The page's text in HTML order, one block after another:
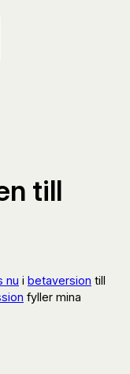
till
nu i betaversion till
fyller mina